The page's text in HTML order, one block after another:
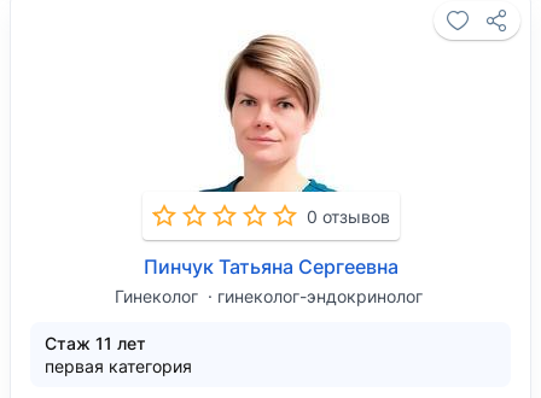
0 отзывов
Пинчук Татьяна Сергеевна
Гинеколог гинеколог-эндокринолог
Стаж 11 лет
первая категория